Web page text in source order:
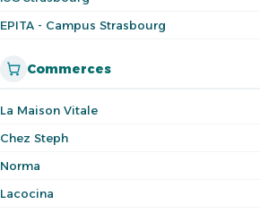
EPITA - Campus Strasbourg
Commerces
La Maison Vitale
Chez Steph
Norma
Lacocina